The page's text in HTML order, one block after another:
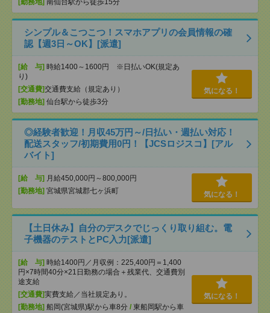
[勤務地] 南仙台駅から徒歩15分
シンプル＆こつこつ！スマホアプリの会員情報の確
認【週3日～OK】[派遣]
[給 与] 時給1400～1600円 ※日払いOK(規定あ
り)
[交通費]交通費支給（規定あり）
[勤務地] 仙台駅から徒歩3分
気になる！
◎経験者歓迎！月収45万円～/日払い・週払い対応！
配送スタッフ/初期費用0円！【JCSロジスコ】[アル
バイト]
[給 与] 月給450,000円～800,000円
[勤務地] 宮城県宮城郡七ヶ浜町 気になる！
【土日休み】自分のデスクでじっくり取り組む。電
子機器のテストとPC入力[派遣]
[給 与] 時給1400円／月収例：225,400円＝1,400
円×7時間40分×21日勤務の場合＋残業代、交通費別
途支給
[交通費]実費支給／当社規定あり。
[勤務地] 船岡(宮城県)駅から車8分 / 東船岡駅から車
気になる！